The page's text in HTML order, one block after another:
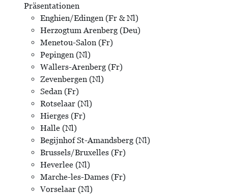
Präsentationen
Enghien/Edingen (Fr & Nl)
Herzogtum Arenberg (Deu)
Menetou-Salon (Fr)
Pepingen (Nl)
Wallers-Arenberg (Fr)
Zevenbergen (Nl)
Sedan (Fr)
Rotselaar (Nl)
Hierges (Fr)
Halle (Nl)
Begijnhof St-Amandsberg (Nl)
Brussels/Bruxelles (Fr)
Heverlee (Nl)
Marche-les-Dames (Fr)
Vorselaar (Nl)